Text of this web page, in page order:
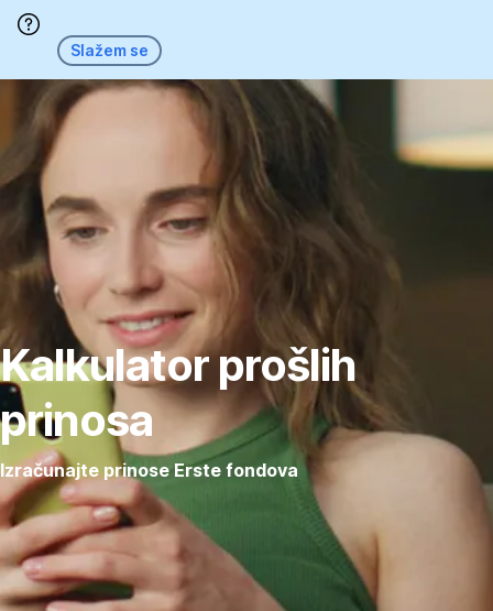
Preskoči
Slažem se
Kalkulator prošlih
prinosa
Izračunajte prinose Erste fondova